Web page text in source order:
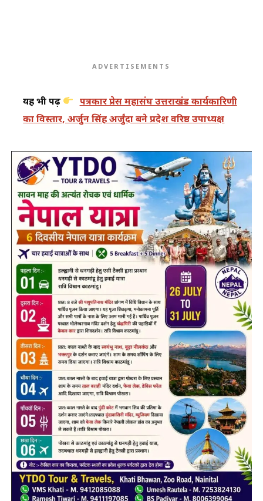
ADVERTISEMENTS
यह भी पढ़ें
पत्रकार प्रेस महासंघ उत्तराखंड कार्यकारिणी
का विस्तार, अर्जुन सिंह अर्जुंदा बने प्रदेश वरिष्ठ उपाध्यक्ष